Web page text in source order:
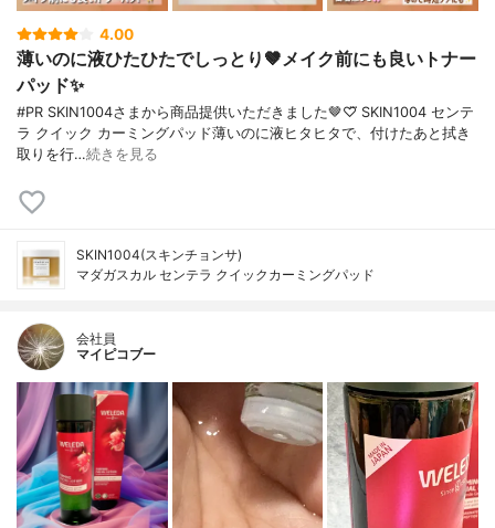
4.00
薄いのに液ひたひたでしっとり🤎メイク前にも良いトナー
パッド✨️
#PR SKIN1004さまから商品提供いただきました🤎♡⃛ SKIN1004 センテ
ラ クイック カーミングパッド薄いのに液ヒタヒタで、付けたあと拭き
取りを行…続きを見る
SKIN1004(スキンチョンサ)
マダガスカル センテラ クイックカーミングパッド
会社員
マイピコブー